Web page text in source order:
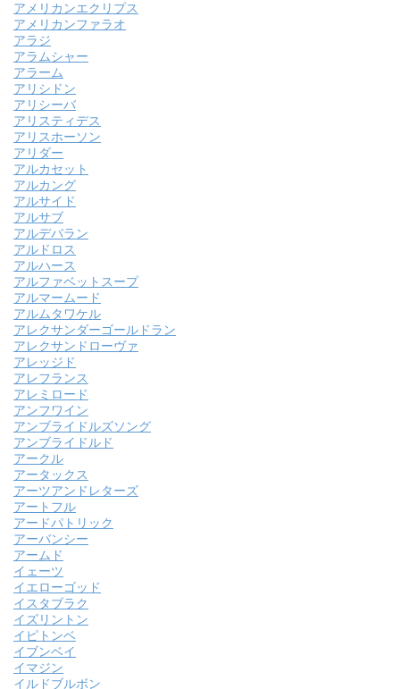
アメリカンエクリプス
アメリカンファラオ
アラジ
アラムシャー
アラーム
アリシドン
アリシーバ
アリスティデス
アリスホーソン
アリダー
アルカセット
アルカング
アルサイド
アルサブ
アルデバラン
アルドロス
アルハース
アルファベットスープ
アルマームード
アルムタワケル
アレクサンダーゴールドラン
アレクサンドローヴァ
アレッジド
アレフランス
アレミロード
アンフワイン
アンブライドルズソング
アンブライドルド
アークル
アータックス
アーツアンドレターズ
アートフル
アードパトリック
アーバンシー
アームド
イェーツ
イエローゴッド
イスタブラク
イズリントン
イピトンベ
イブンベイ
イマジン
イルドブルボン